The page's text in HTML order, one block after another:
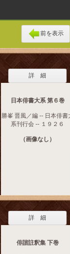
前を表示
詳 細
日本俳書大系 第６巻
勝峯 晋風／編 -- 日本俳書
系刊行会 -- １９２６
（画像なし）
詳 細
俳諧註釈集 下巻